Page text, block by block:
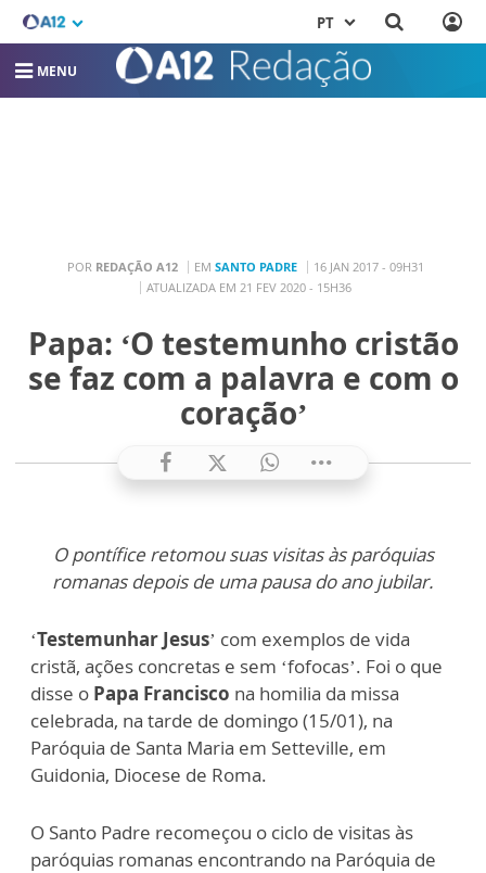
PT
MENU
POR REDAÇÃO A12 EM SANTO PADRE
16 JAN 2017 - 09H31
ATUALIZADA EM 21 FEV 2020 - 15H36
Papa: ‘O testemunho cristão
se faz com a palavra e com o
coração’
O pontífice retomou suas visitas às paróquias
romanas depois de uma pausa do ano jubilar.
‘Testemunhar Jesus’ com exemplos de vida
cristã, ações concretas e sem ‘fofocas’. Foi o que
disse o Papa Francisco na homilia da missa
celebrada, na tarde de domingo (15/01), na
Paróquia de Santa Maria em Setteville, em
Guidonia, Diocese de Roma.
O Santo Padre recomeçou o ciclo de visitas às
paróquias romanas encontrando na Paróquia de